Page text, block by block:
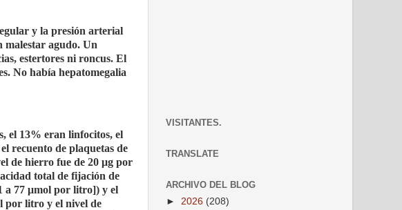
y la presión arterial
malestar agudo. Un
estertores ni roncus. El
No había hepatomegalia
el 13% eran linfocitos, el
recuento de plaquetas de
de hierro fue de 20 μg por
total de fijación de
a 77 μmol por litro]) y el
por litro y el nivel de
VISITANTES.
TRANSLATE
ARCHIVO DEL BLOG
► 2026 (208)